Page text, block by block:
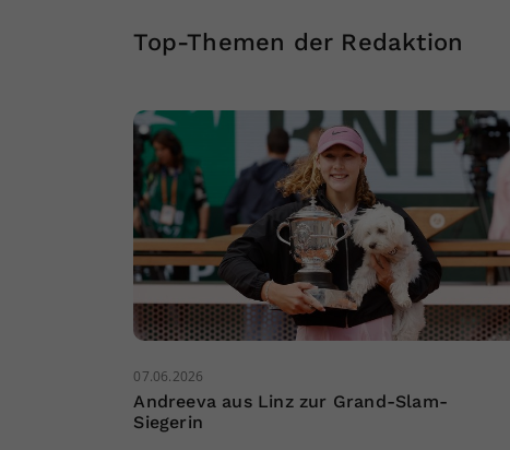
Top-Themen der Redaktion
07.06.2026
Andreeva aus Linz zur Grand-Slam-
Siegerin